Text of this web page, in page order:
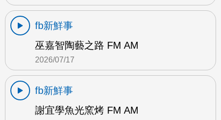
fb新鮮事
巫嘉智陶藝之路 FM AM
2026/07/17
fb新鮮事
謝宜學魚光窯烤 FM AM